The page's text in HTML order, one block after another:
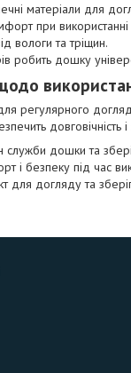
матеріали для
при
вологи та тріщин.
робить дошку
регулярного
дошки та
і безпеку під час
для догляду та